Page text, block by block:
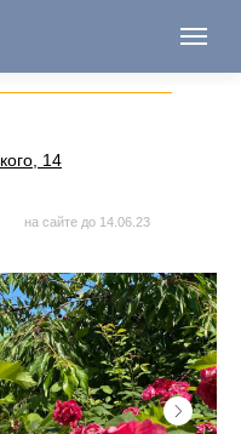
14
на сайте до 14.06.23